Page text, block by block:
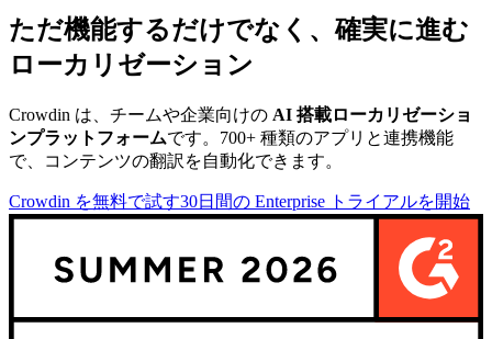
ただ機能するだけでなく、確実に進む
ローカリゼーション
Crowdin は、チームや企業向けの AI 搭載ローカリゼーショ
ンプラットフォームです。700+ 種類のアプリと連携機能
で、コンテンツの翻訳を自動化できます。
Crowdin を無料で試す30日間の Enterprise トライアルを開始